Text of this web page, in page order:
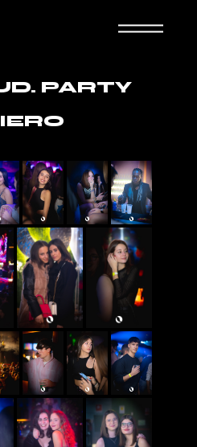
PARTY